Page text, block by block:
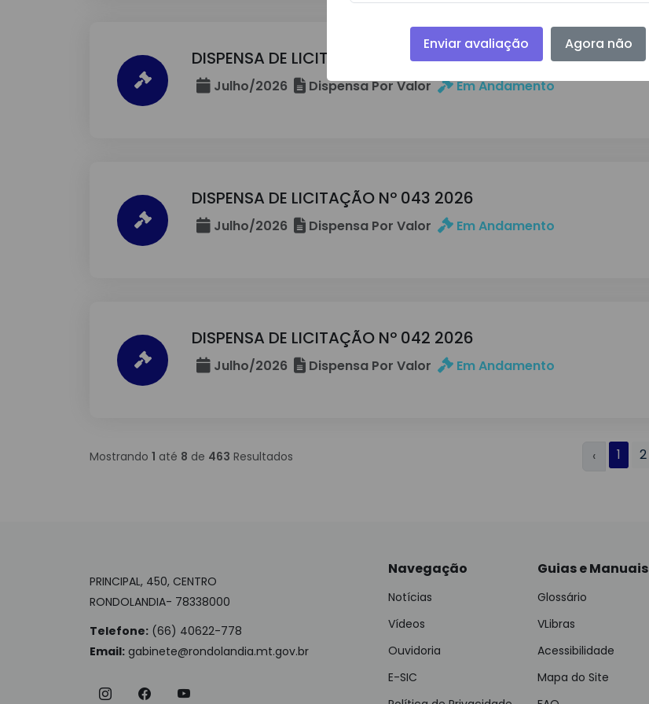
DISPENSA DE LICITAÇÃO DL 044 2026
Julho/2026 Dispensa Por Valor Em Andamento
DISPENSA DE LICITAÇÃO Nº 043 2026
Julho/2026 Dispensa Por Valor Em Andamento
DISPENSA DE LICITAÇÃO Nº 042 2026
Julho/2026 Dispensa Por Valor Em Andamento
Mostrando 1 até 8 de 463 Resultados ‹ 1 2
PRINCIPAL, 450, CENTRO
RONDOLANDIA- 78338000
Telefone: (66) 40622-778
Email: gabinete@rondolandia.mt.gov.br
Navegação
Notícias
Vídeos
Ouvidoria
E-SIC
Guias e Manuais
Glossário
VLibras
Acessibilidade
Mapa do Site
Enviar avaliação Agora não